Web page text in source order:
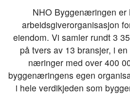
NHO Byggenæringen er
arbeidsgiverorganisasjon
eiendom. Vi samler rundt 3
på tvers av 13 bransjer, i
næringer med over 400
byggenæringens egen
i hele verdikjeden som